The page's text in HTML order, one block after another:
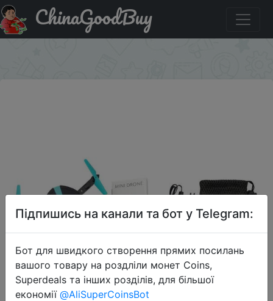
Купити на розпродажі Jy018 Elfie Wi-Fi FPV-системы
Квадрокоптер мини Дрон HD VS H37 720 P
ChinaGoodBuy
Підпишись на канали та бот у Telegram:
Бот для швидкого створення прямих посилань
вашого товару на роздліли монет Coins,
Superdeals та інших розділів, для більшої
економії @AliSuperCoinsBot